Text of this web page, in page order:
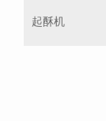
起酥机